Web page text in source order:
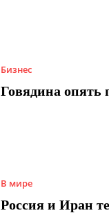
Бизнес
Говядина опять
В мире
Россия и Иран